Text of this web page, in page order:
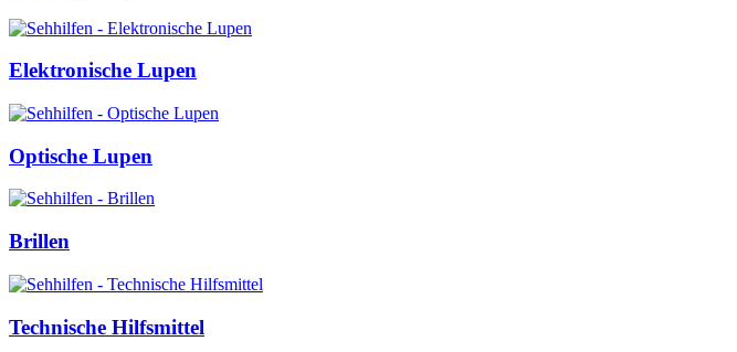
Elektronische Lupen
Optische Lupen
Brillen
Technische Hilfsmittel